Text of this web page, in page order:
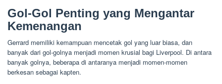
Gol-Gol Penting yang Mengantar
Kemenangan
Gerrard memiliki kemampuan mencetak gol yang luar biasa, dan
banyak dari gol-golnya menjadi momen krusial bagi Liverpool. Di antara
banyak golnya, beberapa di antaranya menjadi momen-momen
berkesan sebagai kapten.